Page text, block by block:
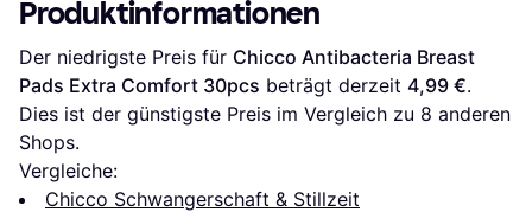
Produktinformationen
Der niedrigste Preis für Chicco Antibacteria Breast
Pads Extra Comfort 30pcs beträgt derzeit 4,99 €.
Dies ist der günstigste Preis im Vergleich zu 8 anderen
Shops.
Vergleiche:
Chicco Schwangerschaft & Stillzeit